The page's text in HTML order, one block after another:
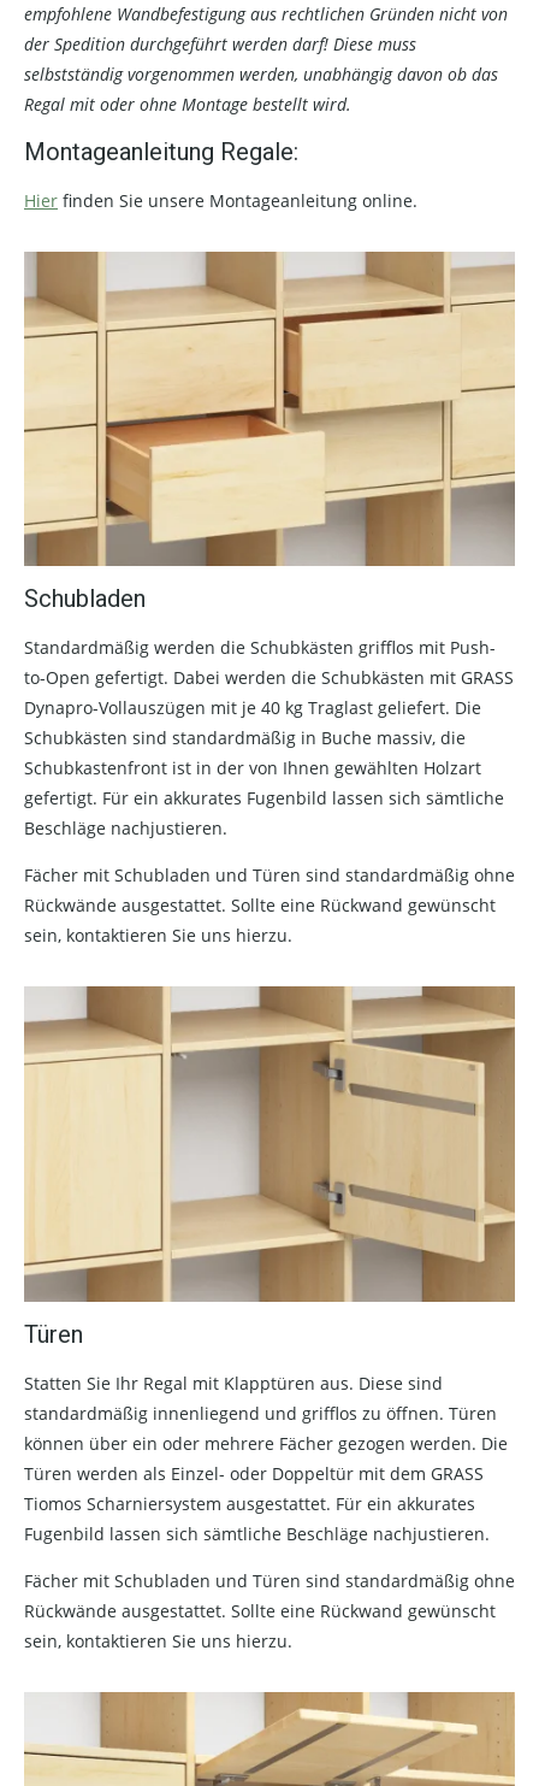
empfohlene Wandbefestigung aus rechtlichen Gründen nicht von
der Spedition durchgeführt werden darf! Diese muss
selbstständig vorgenommen werden, unabhängig davon ob das
Regal mit oder ohne Montage bestellt wird.
Montageanleitung Regale:
Hier finden Sie unsere Montageanleitung online.
Schubladen
Standardmäßig werden die Schubkästen grifflos mit Push-
to-Open gefertigt. Dabei werden die Schubkästen mit GRASS
Dynapro-Vollauszügen mit je 40 kg Traglast geliefert. Die
Schubkästen sind standardmäßig in Buche massiv, die
Schubkastenfront ist in der von Ihnen gewählten Holzart
gefertigt. Für ein akkurates Fugenbild lassen sich sämtliche
Beschläge nachjustieren.
Fächer mit Schubladen und Türen sind standardmäßig ohne
Rückwände ausgestattet. Sollte eine Rückwand gewünscht
sein, kontaktieren Sie uns hierzu.
Türen
Statten Sie Ihr Regal mit Klapptüren aus. Diese sind
standardmäßig innenliegend und grifflos zu öffnen. Türen
können über ein oder mehrere Fächer gezogen werden. Die
Türen werden als Einzel- oder Doppeltür mit dem GRASS
Tiomos Scharniersystem ausgestattet. Für ein akkurates
Fugenbild lassen sich sämtliche Beschläge nachjustieren.
Fächer mit Schubladen und Türen sind standardmäßig ohne
Rückwände ausgestattet. Sollte eine Rückwand gewünscht
sein, kontaktieren Sie uns hierzu.